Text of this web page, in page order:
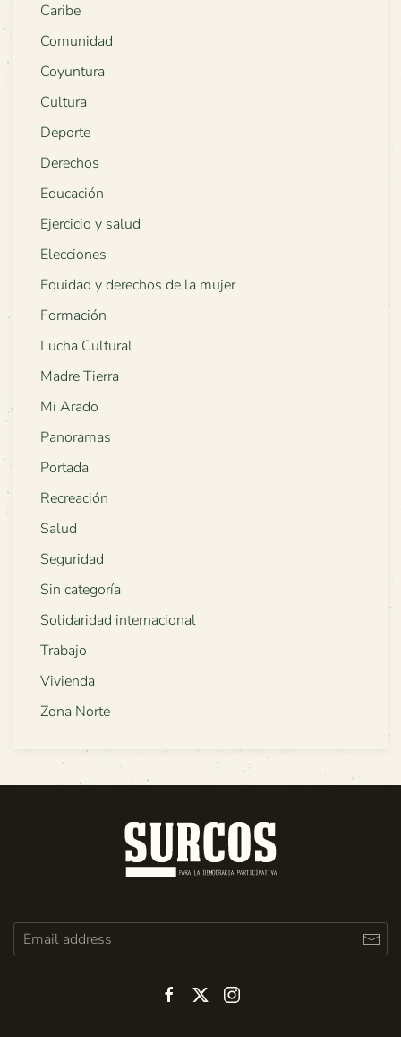
Caribe
Comunidad
Coyuntura
Cultura
Deporte
Derechos
Educación
Ejercicio y salud
Elecciones
Equidad y derechos de la mujer
Formación
Lucha Cultural
Madre Tierra
Mi Arado
Panoramas
Portada
Recreación
Salud
Seguridad
Sin categoría
Solidaridad internacional
Trabajo
Vivienda
Zona Norte